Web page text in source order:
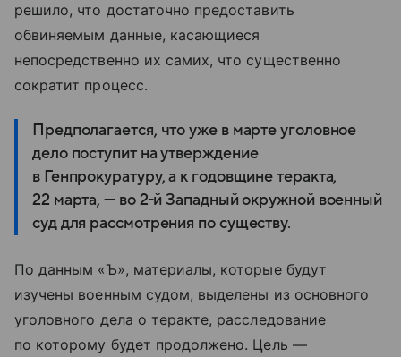
решило, что достаточно предоставить
обвиняемым данные, касающиеся
непосредственно их самих, что существенно
сократит процесс.
Предполагается, что уже в марте уголовное
дело поступит на утверждение
в Генпрокуратуру, а к годовщине теракта,
22 марта, — во 2-й Западный окружной военный
суд для рассмотрения по существу.
По данным «Ъ», материалы, которые будут
изучены военным судом, выделены из основного
уголовного дела о теракте, расследование
по которому будет продолжено. Цель —